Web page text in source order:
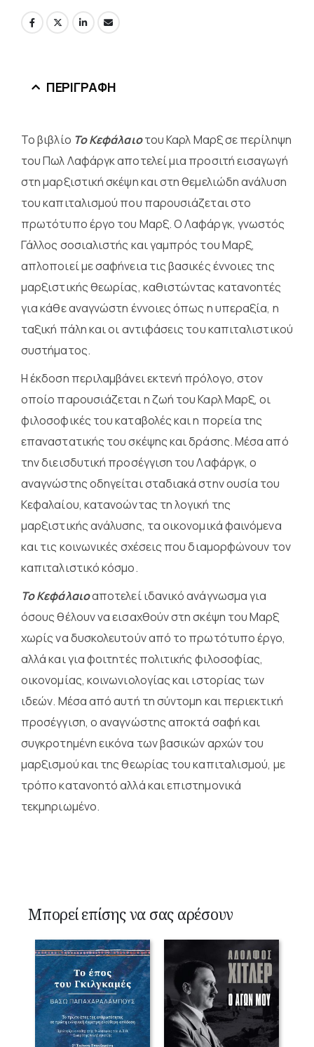
ΠΕΡΙΓΡΑΦΉ
Το βιβλίο Το Κεφάλαιοτου Καρλ Μαρξ σε περίληψη
του Πωλ Λαφάργκ αποτελεί μια προσιτή εισαγωγή
στη μαρξιστική σκέψη και στη θεμελιώδη ανάλυση
του καπιταλισμού που παρουσιάζεται στο
πρωτότυπο έργο του Μαρξ. Ο Λαφάργκ, γνωστός
Γάλλος σοσιαλιστής και γαμπρός του Μαρξ,
απλοποιεί με σαφήνεια τις βασικές έννοιες της
μαρξιστικής θεωρίας, καθιστώντας κατανοητές
για κάθε αναγνώστη έννοιες όπως η υπεραξία, η
ταξική πάλη και οι αντιφάσεις του καπιταλιστικού
συστήματος.
Η έκδοση περιλαμβάνει εκτενή πρόλογο, στον
οποίο παρουσιάζεται η ζωή του Καρλ Μαρξ, οι
φιλοσοφικές του καταβολές και η πορεία της
επαναστατικής του σκέψης και δράσης. Μέσα από
την διεισδυτική προσέγγιση του Λαφάργκ, ο
αναγνώστης οδηγείται σταδιακά στην ουσία του
Κεφαλαίου, κατανοώντας τη λογική της
μαρξιστικής ανάλυσης, τα οικονομικά φαινόμενα
και τις κοινωνικές σχέσεις που διαμορφώνουν τον
καπιταλιστικό κόσμο.
Το Κεφάλαιοαποτελεί ιδανικό ανάγνωσμα για
όσους θέλουν να εισαχθούν στη σκέψη του Μαρξ
χωρίς να δυσκολευτούν από το πρωτότυπο έργο,
αλλά και για φοιτητές πολιτικής φιλοσοφίας,
οικονομίας, κοινωνιολογίας και ιστορίας των
ιδεών. Μέσα από αυτή τη σύντομη και περιεκτική
προσέγγιση, ο αναγνώστης αποκτά σαφή και
συγκροτημένη εικόνα των βασικών αρχών του
μαρξισμού και της θεωρίας του καπιταλισμού, με
τρόπο κατανοητό αλλά και επιστημονικά
τεκμηριωμένο.
Μπορεί επίσης να σας αρέσουν